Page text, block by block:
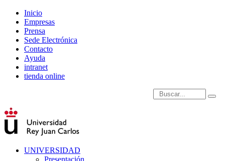
Inicio
Empresas
Prensa
Sede Electrónica
Contacto
Ayuda
intranet
tienda online
Introduce términos de
UNIVERSIDAD
Presentación